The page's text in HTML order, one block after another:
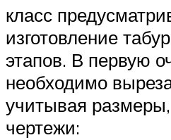
класс
изготовление
этапов. В первую
необходимо
учитывая
чертежи: